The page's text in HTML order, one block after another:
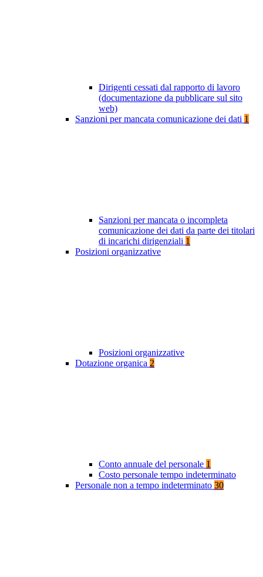
Dirigenti cessati dal rapporto di lavoro
(documentazione da pubblicare sul sito
web)
Sanzioni per mancata comunicazione dei dati 1
Sanzioni per mancata o incompleta
comunicazione dei dati da parte dei titolari
di incarichi dirigenziali 1
Posizioni organizzative
Posizioni organizzative
Dotazione organica 2
Conto annuale del personale 1
Costo personale tempo indeterminato
Personale non a tempo indeterminato 30